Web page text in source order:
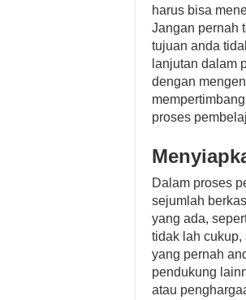
harus bisa
Jangan pernah
tujuan anda
lanjutan dalam
dengan
proses
Dalam proses
sejumlah
yang ada,
tidak lah
yang pernah
pendukung
atau